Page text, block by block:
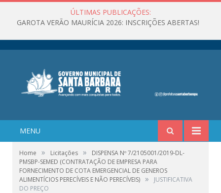
ÚLTIMAS PUBLICAÇÕES:
GAROTA VERÃO MAURÍCIA 2026: INSCRIÇÕES ABERTAS!
MENU
Home » Licitações »
DISPENSA Nº 7/2105001/2019-DL-
PMSBP-SEMED (CONTRATAÇÃO DE EMPRESA PARA
FORNECIMENTO DE COTA EMERGENCIAL DE GENEROS
ALIMENTÍCIOS PERECÍVEIS E NÃO PERECÍVEIS) »
JUSTIFICATIVA
DO PREÇO